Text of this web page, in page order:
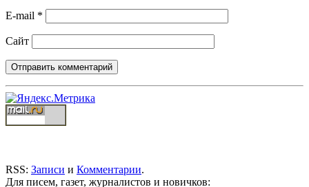
E-mail *
Сайт
RSS: Записи и Комментарии.
Для писем, газет, журналистов и новичков: